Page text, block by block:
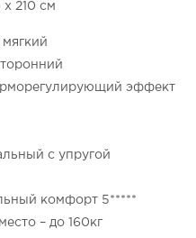
210 см
эффект
с упругой
комфорт 5*****
– до 160кг